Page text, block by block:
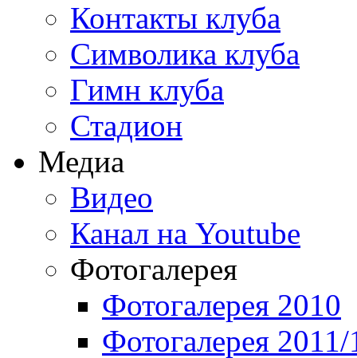
Контакты клуба
Символика клуба
Гимн клуба
Стадион
Медиа
Видео
Канал на Youtube
Фотогалерея
Фотогалерея 2010
Фотогалерея 2011/